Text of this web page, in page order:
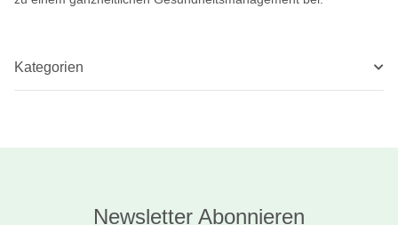
Kategorien
Newsletter Abonnieren